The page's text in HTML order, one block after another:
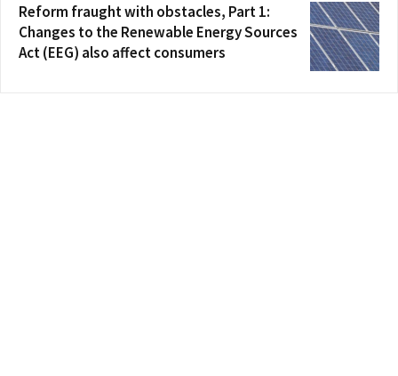
Reform fraught with obstacles, Part 1:
Changes to the Renewable Energy Sources
Act (EEG) also affect consumers